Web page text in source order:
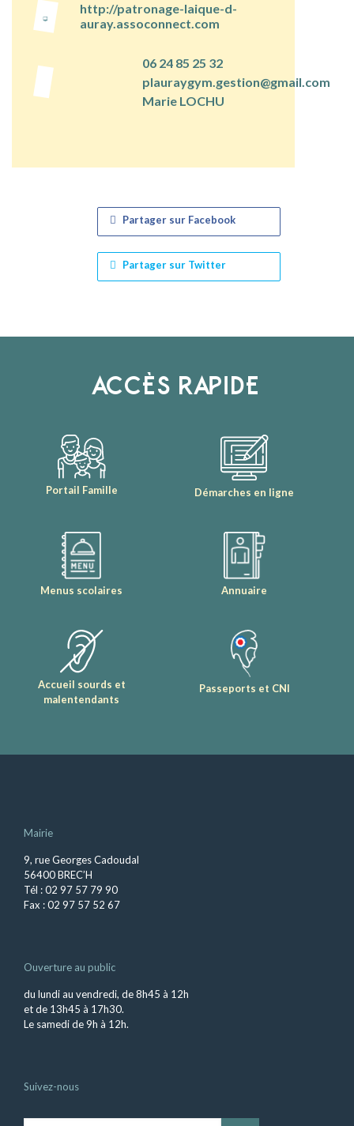
http://patronage-laique-d-
auray.assoconnect.com
06 24 85 25 32
plauraygym.gestion@gmail.com
Marie LOCHU
Partager sur Facebook
Partager sur Twitter
ACCÈS RAPIDE
Portail Famille Démarches en ligne
Menus scolaires Annuaire
Accueil sourds et
malentendants
Passeports et CNI
Mairie
9, rue Georges Cadoudal
56400 BREC’H
Tél : 02 97 57 79 90
Fax : 02 97 57 52 67
Ouverture au public
du lundi au vendredi, de 8h45 à 12h
et de 13h45 à 17h30.
Le samedi de 9h à 12h.
Suivez-nous